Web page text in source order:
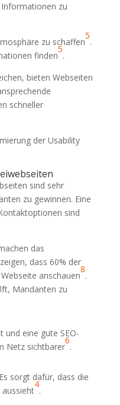
zu
zu schaffen
5
.
finden
5
.
bieten Webseiten
schneller
der Usability
sind sehr
zu gewinnen. Eine
sind
das
dass 60% der
anschauen
8
.
Mandanten zu
und eine gute SEO-
Netz sichtbarer
6
.
sorgt dafür, dass die
4
.